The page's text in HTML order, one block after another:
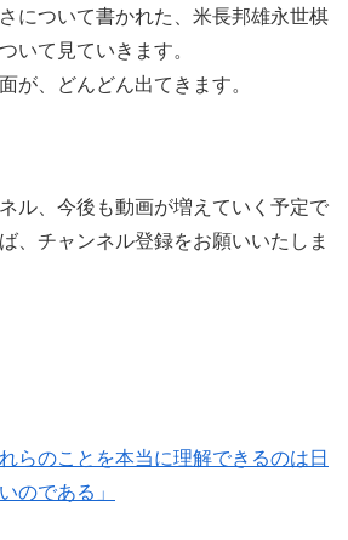
について書かれた、米長邦雄永世棋
いて見ていきます。
が、どんどん出てきます。
ル、今後も動画が増えていく予定で
、チャンネル登録をお願いいたしま
らのことを本当に理解できるのは日
のである」